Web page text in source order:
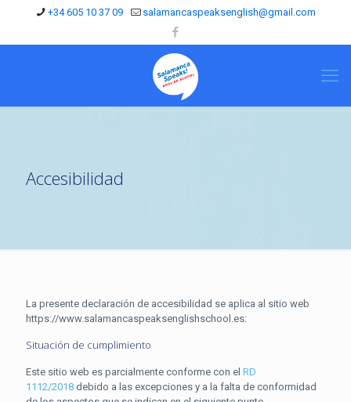
+34 605 10 37 09 salamancaspeaksenglish@gmail.com
Accesibilidad
La presente declaración de accesibilidad se aplica al sitio web
https://www.salamancaspeaksenglishschool.es:
Situación de cumplimiento
Este sitio web es parcialmente conforme con el RD
1112/2018 debido a las excepciones y a la falta de conformidad